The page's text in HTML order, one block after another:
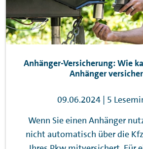
Anhänger-Versicherung: Wie
Anhänger
09.06.2024 | 5
Wenn Sie einen Anhänger
nicht automatisch über die